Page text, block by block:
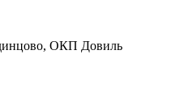
ОКП Довиль